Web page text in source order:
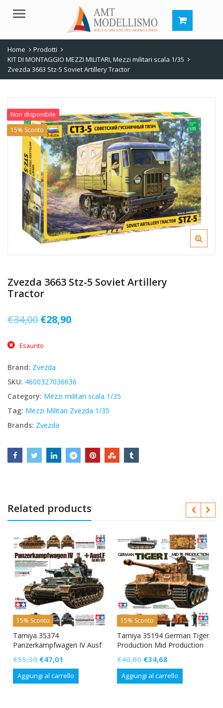
Menu
Home
Prodotti
KIT DI MONTAGGIO MEZZI MILITARI,Mezzi militari scala 1/35
Zvezda 3663 Stz-5 Soviet Artillery Tractor
Non disponibile
15% Sconto
Zvezda 3663 Stz-5 Soviet Artillery
Tractor
€34,00 Il
originale
era:
€34,00.
€28,90Il
€28,90.
Esaurito
Brand: Zvezda
SKU: 4600327036636
Category: Mezzi militari scala 1/35
Tag: Mezzi Militari Zvezda 1/35
Brands: Zvezda
Related products
15% Sconto
Tamiya 35374
Panzerkampfwagen IV Ausf
€55,30 Il
prezzo
originale
€47,01
prezzo
attuale
Aggiungi al carrello
15% Sconto
Tamiya 35194 German Tiger
Production Mid Production
€40,80 Il
prezzo
originale
€34,68
prezzo
attuale
Aggiungi al carrello